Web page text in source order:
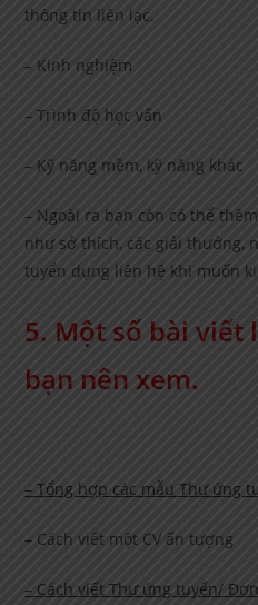
thông tin liên lạc.
– Kinh nghiệm
– Trình độ học vấn
– Kỹ năng mềm, kỹ năng khác
– Ngoài ra bạn còn có thể
như sở thích, các giải thưởng,
tuyển dụng liên hệ khi muốn
5. Một số bài viết
bạn nên xem.
– Tổng hợp các mẫu Thư ứng
– Cách viết một CV ấn tượng
– Cách viết Thư ứng tuyển/